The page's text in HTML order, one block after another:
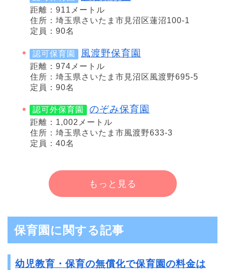
距離：911メートル
住所：埼玉県さいたま市見沼区蓮沼100-1
定員：90名
認可保育園 風渡野保育園
距離：974メートル
住所：埼玉県さいたま市見沼区風渡野695-5
定員：90名
認可外保育園 のぞみ保育園
距離：1,002メートル
住所：埼玉県さいたま市風渡野633-3
定員：40名
もっと見る
保育園に関する記事
幼児教育・保育の無償化で保育園の料金は